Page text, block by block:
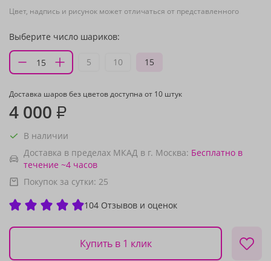
Цвет, надпись и рисунок может отличаться от представленного
Выберите число шариков:
5 10 15
Доставка шаров без цветов доступна от 10 штук
4 000 ₽
В наличии
Доставка в пределах МКАД в г. Москва: Бесплатно в
течение ~4 часов
Покупок за сутки: 25
104 Отзывов и оценок
Купить в 1 клик